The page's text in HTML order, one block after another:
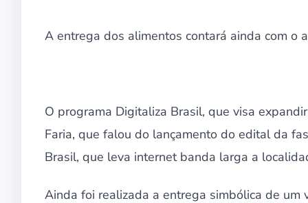
A entrega dos alimentos contará ainda com o
O programa Digitaliza Brasil, que visa
Faria, que falou do lançamento do edital da
Brasil, que leva internet banda larga a
Ainda foi realizada a entrega simbólica de um